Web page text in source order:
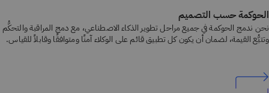
الحوكمة حسب التصميم
نحن ندمج الحوكمة في جميع مراحل تطوير الذكاء الاصطناعي، مع دمج المراقبة والتحكُّم
وتتبُّع القيمة، لضمان أن يكون كل تطبيق قائم على الوكلاء آمنًا ومتوافقًا وقابلاً للقياس.